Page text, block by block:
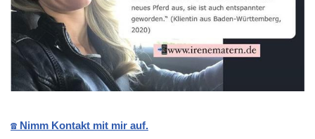
☎️ Nimm Kontakt mit mir auf.